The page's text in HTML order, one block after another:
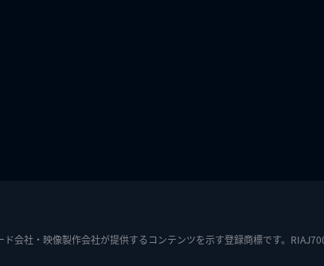
ド会社・映像製作会社が提供するコンテンツを示す登録商標です。